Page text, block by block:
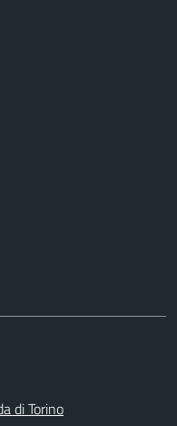
di Torino